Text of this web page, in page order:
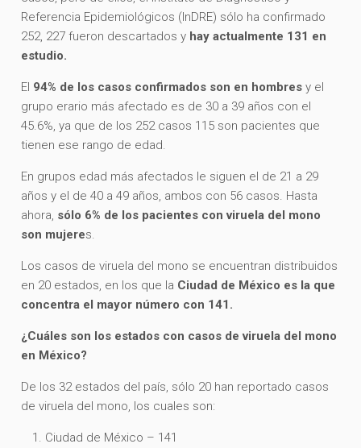
Referencia Epidemiológicos (InDRE) sólo ha confirmado
252, 227 fueron descartados y hay actualmente 131 en
estudio.
El 94% de los casos confirmados son en hombresy el
grupo erario más afectado es de 30 a 39 años con el
45.6%, ya que de los 252 casos 115 son pacientes que
tienen ese rango de edad.
En grupos edad más afectados le siguen el de 21 a 29
años y el de 40 a 49 años, ambos con 56 casos. Hasta
ahora, sólo 6% de los pacientes con viruela del mono
son mujeres.
Los casos de viruela del mono se encuentran distribuidos
en 20 estados, en los que la Ciudad de México es la que
concentra el mayor número con 141.
¿Cuáles son los estados con casos de viruela del mono
en México?
De los 32 estados del país, sólo 20 han reportado casos
de viruela del mono, los cuales son:
Ciudad de México – 141